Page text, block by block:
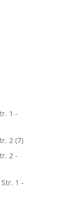
1 -
2 (7)
2 -
1 -